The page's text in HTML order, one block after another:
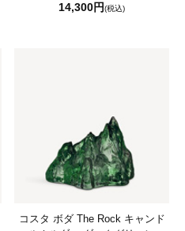
14,300円(税込)
コスタ ボダ The Rock キャンド